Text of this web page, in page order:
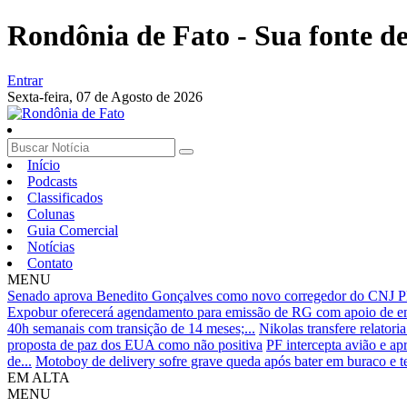
Rondônia de Fato - Sua fonte
Entrar
Sexta-feira, 07 de Agosto de 2026
Início
Podcasts
Classificados
Colunas
Guia Comercial
Notícias
Contato
MENU
Senado aprova Benedito Gonçalves como novo corregedor do CNJ
Expobur oferecerá agendamento para emissão de RG com apoio de
40h semanais com transição de 14 meses;... Nikolas transfere
proposta de paz dos EUA como não positiva PF intercepta avião e
de... Motoboy de delivery sofre grave queda após bater em buraco e
EM ALTA
MENU